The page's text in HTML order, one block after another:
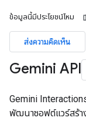
ข้อมูลนี้มีประโยชน์ไหม
ส่งความคิดเห็น
Gemini API
Gemini
พัฒนาซอฟต์แวร์สร้า